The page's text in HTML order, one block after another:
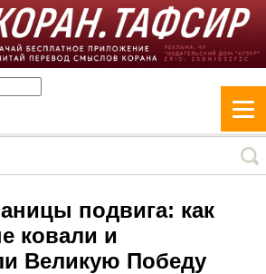
подвига: как
ковали и
Великую Победу